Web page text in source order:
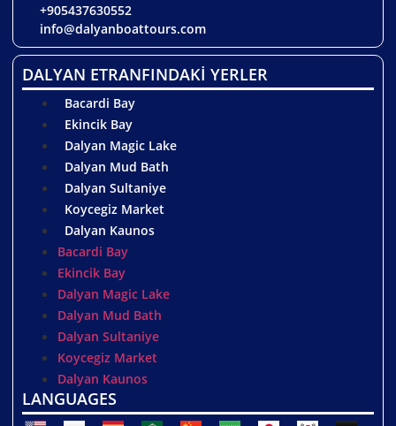
+905437630552
info@dalyanboattours.com
DALYAN ETRANFINDAKİ YERLER
Bacardi Bay
Ekincik Bay
Dalyan Magic Lake
Dalyan Mud Bath
Dalyan Sultaniye
Koycegiz Market
Dalyan Kaunos
Bacardi Bay
Ekincik Bay
Dalyan Magic Lake
Dalyan Mud Bath
Dalyan Sultaniye
Koycegiz Market
Dalyan Kaunos
LANGUAGES